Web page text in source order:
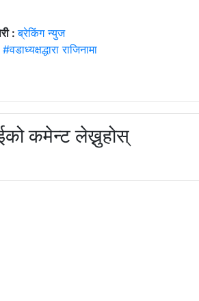
:ब्रेकिंग न्युज
#वडाध्यक्षद्धारा राजिनामा
कमेन्ट लेख्नुहोस्